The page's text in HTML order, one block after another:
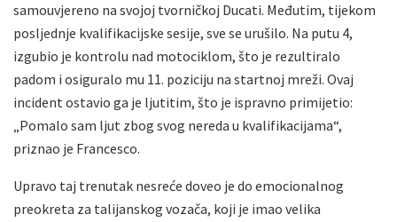
samouvjereno na svojoj tvorničkoj Ducati. Međutim, tijekom
posljednje kvalifikacijske sesije, sve se urušilo. Na putu 4,
izgubio je kontrolu nad motociklom, što je rezultiralo
padom i osiguralo mu 11. poziciju na startnoj mreži. Ovaj
incident ostavio ga je ljutitim, što je ispravno primijetio:
„Pomalo sam ljut zbog svog nereda u kvalifikacijama“,
priznao je Francesco.
Upravo taj trenutak nesreće doveo je do emocionalnog
preokreta za talijanskog vozača, koji je imao velika